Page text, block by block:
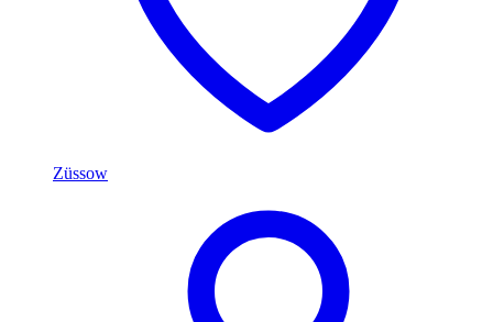
Züssow